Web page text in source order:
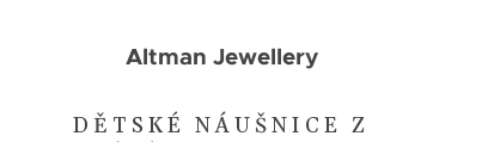
DĚTSKÉ NÁUŠNICE Z
Altman Jewellery